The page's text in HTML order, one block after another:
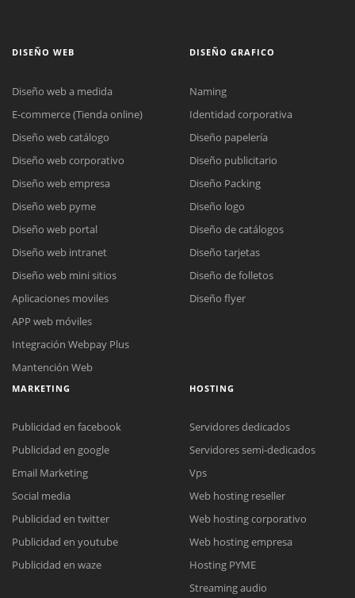
Reunión online
Meet para la reunión online.
Cotización
Chat Online
Todos nuestros ejecutivos están fuera de línea. Complete el formulario
DISEÑO WEB
Diseño web a medida
E-commerce (Tienda online)
Diseño web catálogo
Diseño web corporativo
Diseño web empresa
Diseño web pyme
Diseño web portal
Diseño web intranet
Diseño web mini sitios
Aplicaciones moviles
APP web móviles
Integración Webpay Plus
Mantención Web
DISEÑO GRAFICO
Naming
Identidad corporativa
Diseño papelería
Diseño publicitario
Diseño Packing
Diseño logo
Diseño de catálogos
Diseño tarjetas
Diseño de folletos
Diseño flyer
MARKETING
Publicidad en facebook
Publicidad en google
Email Marketing
Social media
Publicidad en twitter
Publicidad en youtube
Publicidad en waze
HOSTING
Servidores dedicados
Servidores semi-dedicados
Vps
Web hosting reseller
Web hosting corporativo
Web hosting empresa
Hosting PYME
Streaming audio